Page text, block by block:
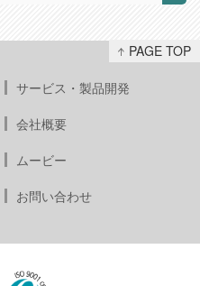
PAGE TOP
サービス・製品開発
会社概要
ムービー
お問い合わせ